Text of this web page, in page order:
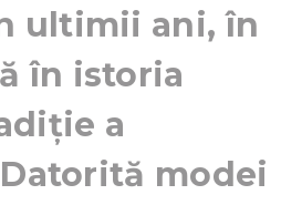
ultimii ani, în
în istoria
a
modei